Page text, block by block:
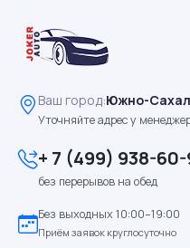
Ваш город:Южно-
Уточняйте адрес у
+ 7 (499) 938-
без перерывов на обед
Без выходных 10:00–19:00
Приём заявок круглосуточно